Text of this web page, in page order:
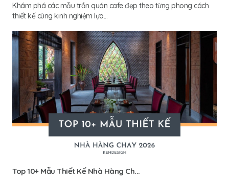
Khám phá các mẫu trần quán cafe đẹp theo từng phong cách
thiết kế cùng kinh nghiệm lựa...
Top 10+ Mẫu Thiết Kế Nhà Hàng Ch...